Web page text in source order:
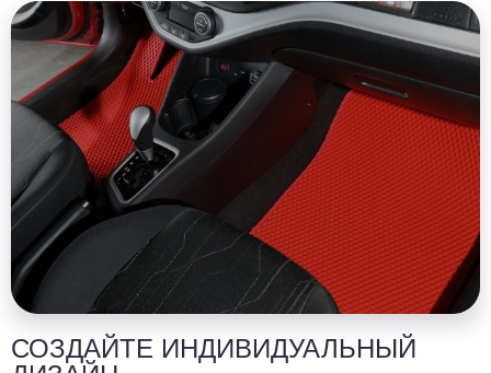
СОЗДАЙТЕ ИНДИВИДУАЛЬНЫЙ